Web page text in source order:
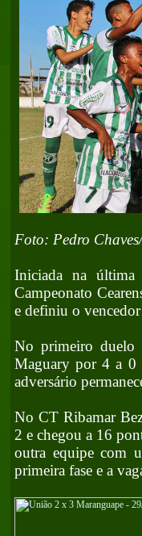
Foto: Pedro
Iniciada na
Campeonato
e definiu o
No primeiro duelo
Maguary por 4 a 0
adversário
No CT Ribamar
2 e chegou a 16
outra equipe com
primeira fase e a